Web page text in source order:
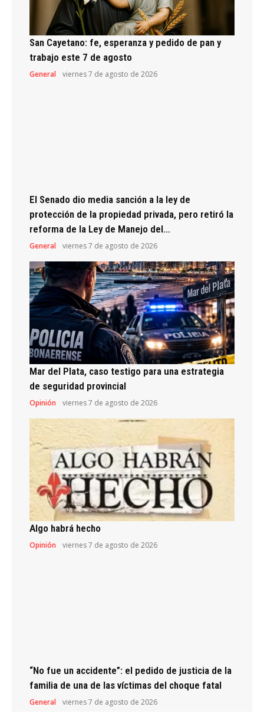
San Cayetano: fe, esperanza y pedido de pan y
trabajo este 7 de agosto
General viernes 7 de agosto de 2026
El Senado dio media sanción a la ley de
protección de la propiedad privada, pero retiró la
reforma de la Ley de Manejo del...
General viernes 7 de agosto de 2026
Mar del Plata, caso testigo para una estrategia
de seguridad provincial
Opinión viernes 7 de agosto de 2026
Algo habrá hecho
Opinión viernes 7 de agosto de 2026
“No fue un accidente”: el pedido de justicia de la
familia de una de las víctimas del choque fatal
General viernes 7 de agosto de 2026